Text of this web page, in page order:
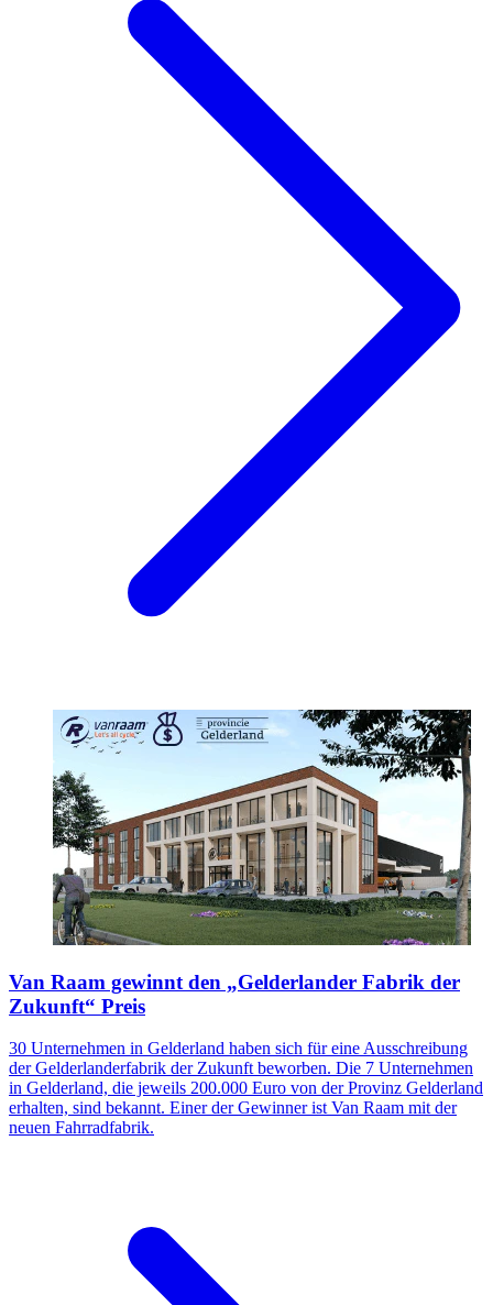
Van Raam gewinnt den „Gelderlander Fabrik der
Zukunft“ Preis
30 Unternehmen in Gelderland haben sich für eine Ausschreibung
der Gelderlanderfabrik der Zukunft beworben. Die 7 Unternehmen
in Gelderland, die jeweils 200.000 Euro von der Provinz Gelderland
erhalten, sind bekannt. Einer der Gewinner ist Van Raam mit der
neuen Fahrradfabrik.